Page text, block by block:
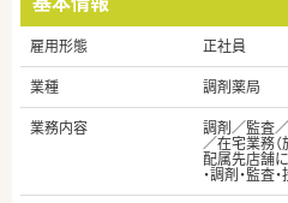
雇用形態
正社員
業種
調剤薬局
業務内容
調剤／監査
／在宅業務
配属先店舗
・調剤・監査